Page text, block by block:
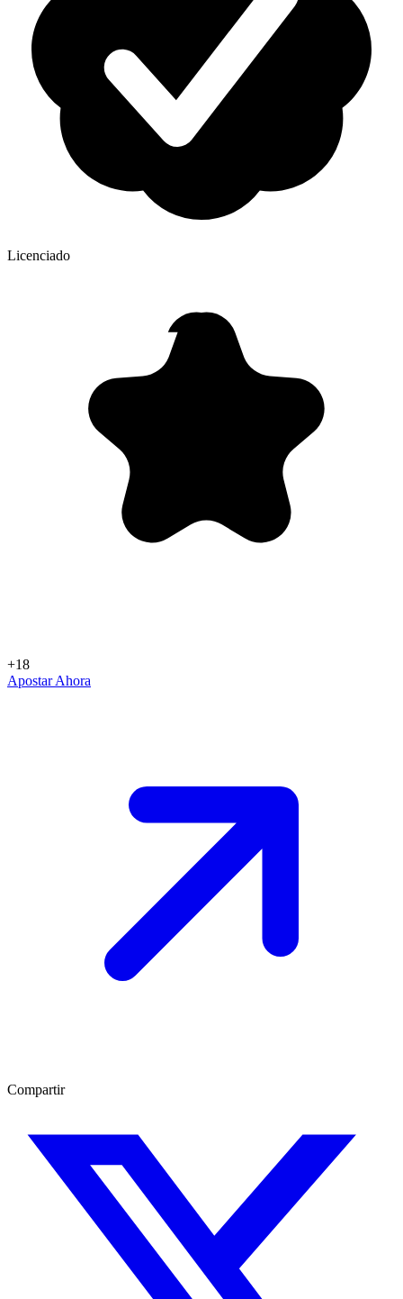
Licenciado
+18
Apostar Ahora
Compartir